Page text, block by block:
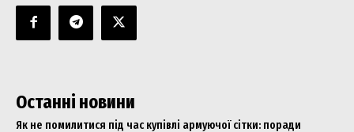
Останні новини
Як не помилитися під час купівлі армуючої сітки: поради